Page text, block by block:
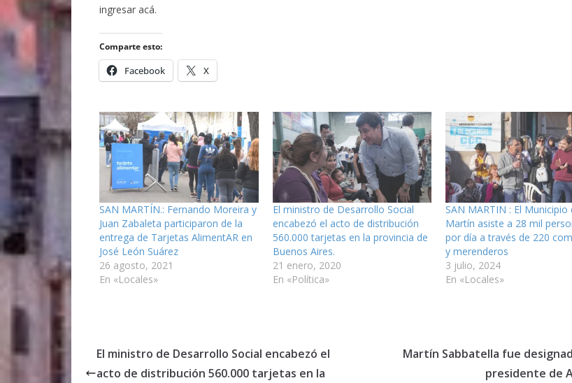
ingresar acá.
Comparte esto:
Facebook X
SAN MARTÍN.: Fernando Moreira y
Juan Zabaleta participaron de la
entrega de Tarjetas AlimentAR en
José León Suárez
26 agosto, 2021
En «Locales»
El ministro de Desarrollo Social
encabezó el acto de distribución
560.000 tarjetas en la provincia de
Buenos Aires.
21 enero, 2020
En «Política»
SAN MARTIN : El Municipio
Martín asiste a 28 mil
por día a través de 220
y merenderos
3 julio, 2024
En «Locales»
El ministro de Desarrollo Social encabezó el
acto de distribución 560.000 tarjetas en la
Martín Sabbatella fue
presidente de